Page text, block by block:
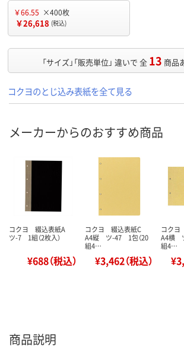
￥66.55 ×400枚
￥26,618 (税込)
「サイズ」「販売単位」 違いで 全 13 商品
コクヨのとじ込み表紙を全て見る
メーカーからのおすすめ商品
コクヨ 綴込表紙A
ツ-7 1組（2枚入）
¥688（税込）
コクヨ 綴込表紙C
A4縦 ツ-47 1包（20
組4…
¥3,462（税込）
コク
A4横
組4…
商品説明